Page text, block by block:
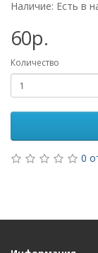
Наличие: Есть в
60р.
Количество
0